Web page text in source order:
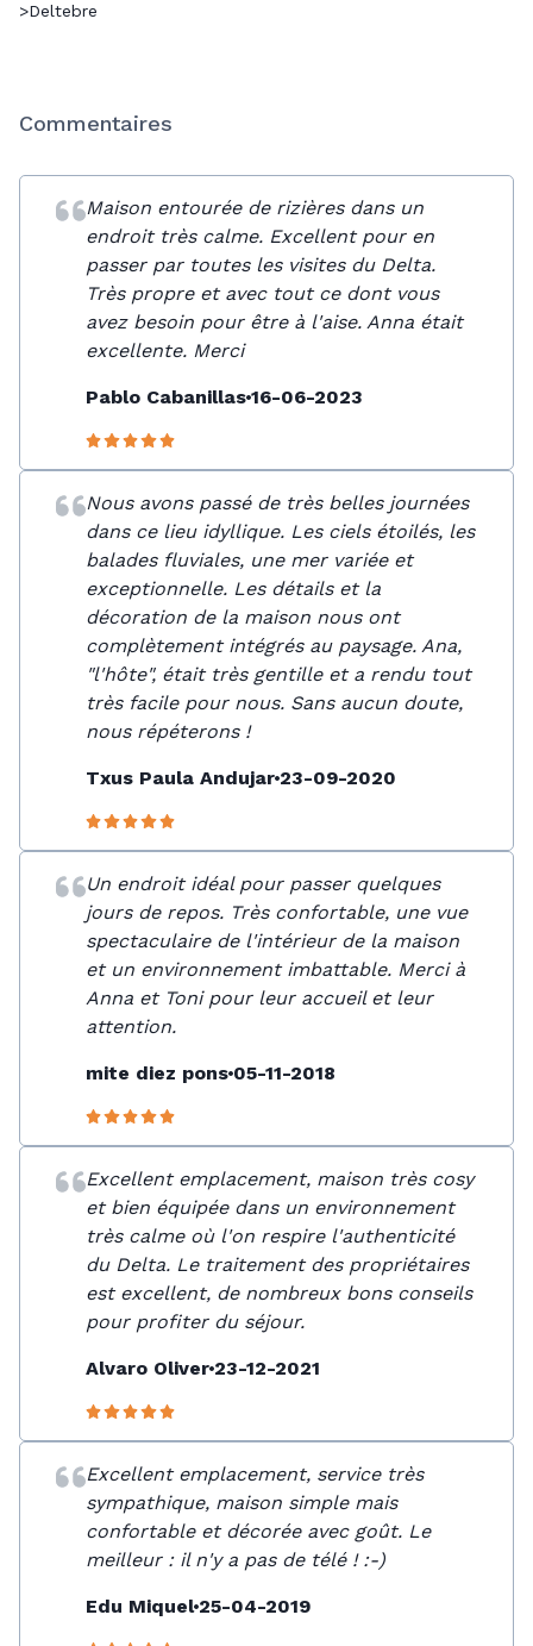
>Deltebre
Commentaires
Maison entourée de rizières dans un
endroit très calme. Excellent pour en
passer par toutes les visites du Delta.
Très propre et avec tout ce dont vous
avez besoin pour être à l'aise. Anna était
excellente. Merci
Pablo Cabanillas 16-06-2023
Nous avons passé de très belles journées
dans ce lieu idyllique. Les ciels étoilés, les
balades fluviales, une mer variée et
exceptionnelle. Les détails et la
décoration de la maison nous ont
complètement intégrés au paysage. Ana,
"l'hôte", était très gentille et a rendu tout
très facile pour nous. Sans aucun doute,
nous répéterons !
Txus Paula Andujar 23-09-2020
Un endroit idéal pour passer quelques
jours de repos. Très confortable, une vue
spectaculaire de l'intérieur de la maison
et un environnement imbattable. Merci à
Anna et Toni pour leur accueil et leur
attention.
mite diez pons 05-11-2018
Excellent emplacement, maison très cosy
et bien équipée dans un environnement
très calme où l'on respire l'authenticité
du Delta. Le traitement des propriétaires
est excellent, de nombreux bons conseils
pour profiter du séjour.
Alvaro Oliver 23-12-2021
Excellent emplacement, service très
sympathique, maison simple mais
confortable et décorée avec goût. Le
meilleur : il n'y a pas de télé ! :-)
Edu Miquel 25-04-2019